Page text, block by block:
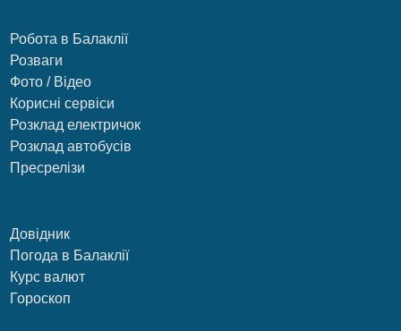
Робота в Балаклії
Розваги
Фото / Відео
Корисні сервіси
Розклад електричок
Розклад автобусів
Пресрелізи
Довідник
Погода в Балаклії
Курс валют
Гороскоп